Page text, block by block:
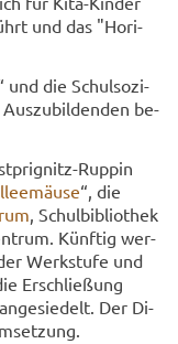
und das "Ho­ri­
und die Schul­so­zi­
Aus­zu­bil­den­den be­
​Ruppin
“, die
, Schul­bi­blio­thek
Künf­tig wer­
Werk­stu­fe und
Er­schlie­ßung
Der Di­